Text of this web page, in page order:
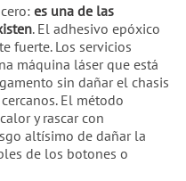
es una de las
. El adhesivo epóxico
fuerte. Los servicios
máquina láser que está
sin dañar el chasis
El método
y rascar con
altísimo de dañar la
de los botones o